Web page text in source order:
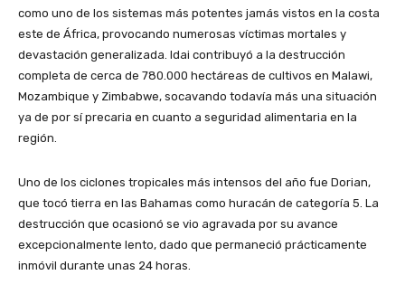
como uno de los sistemas más potentes jamás vistos en la costa
este de África, provocando numerosas víctimas mortales y
devastación generalizada. Idai contribuyó a la destrucción
completa de cerca de 780.000 hectáreas de cultivos en Malawi,
Mozambique y Zimbabwe, socavando todavía más una situación
ya de por sí precaria en cuanto a seguridad alimentaria en la
región.
Uno de los ciclones tropicales más intensos del año fue Dorian,
que tocó tierra en las Bahamas como huracán de categoría 5. La
destrucción que ocasionó se vio agravada por su avance
excepcionalmente lento, dado que permaneció prácticamente
inmóvil durante unas 24 horas.